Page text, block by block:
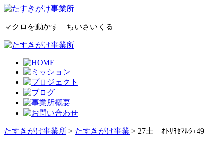
マクロを動かす ちいさいくる
たすきがけ事業所 > たすきがけ事業 > 27土 ｵﾄﾘﾖｾﾏﾙｼｪ49